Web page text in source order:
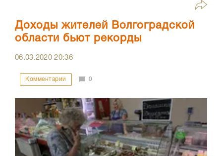
Доходы жителей Волгоградской
области бьют рекорды
06.03.202020:36
Комментарии 0